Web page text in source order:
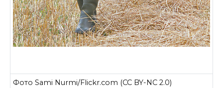
Фото Sami Nurmi/Flickr.com (CC BY-NC 2.0)